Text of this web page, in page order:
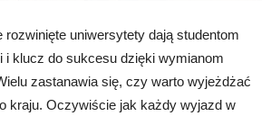
rozwinięte uniwersytety dają studentom
i klucz do sukcesu dzięki wymianom
zastanawia się, czy warto wyjeżdżać
kraju. Oczywiście jak każdy wyjazd w